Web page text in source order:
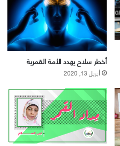
أخطر سلاح يهدد الأمة القمرية
أبريل 13, 2020